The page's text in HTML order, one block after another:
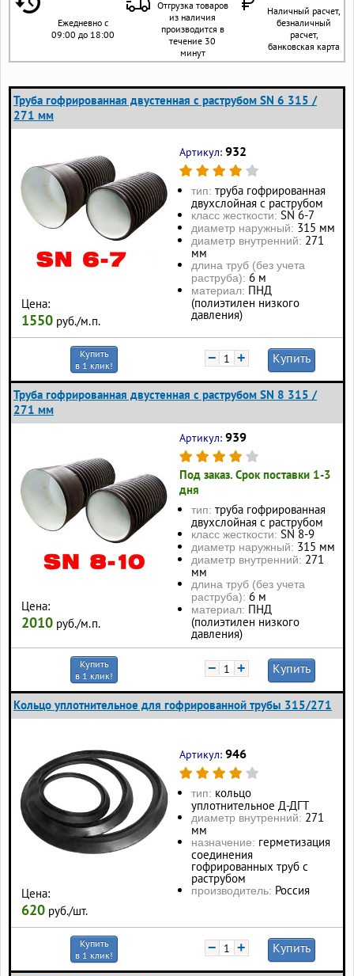
Ежедневно с
09:00 до 18:00
Отгрузка товаров
из наличия
производится в
течение 30
минут
Наличный расчет,
безналичный
расчет,
банковская карта
Труба гофрированная двустенная с раструбом SN 6 315 /
271 мм
Цена:
1550 руб./м.п.
Артикул: 932
тип: труба гофрированная
двухслойная с раструбом
класс жесткости: SN 6-7
диаметр наружный: 315 мм
диаметр внутренний: 271
мм
длина труб (без учета
раструба): 6 м
материал: ПНД
(полиэтилен низкого
давления)
Купить
в 1 клик!
− + Купить
Труба гофрированная двустенная с раструбом SN 8 315 /
271 мм
Цена:
2010 руб./м.п.
Артикул: 939
Под заказ. Срок поставки 1-3
дня
тип: труба гофрированная
двухслойная с раструбом
класс жесткости: SN 8-9
диаметр наружный: 315 мм
диаметр внутренний: 271
мм
длина труб (без учета
раструба): 6 м
материал: ПНД
(полиэтилен низкого
давления)
Купить
в 1 клик!
− + Купить
Кольцо уплотнительное для гофрированной трубы 315/271
Цена:
620 руб./шт.
Артикул: 946
тип: кольцо
уплотнительное Д-ДГТ
диаметр внутренний: 271
мм
назначение: герметизация
соединения
гофрированных труб с
раструбом
производитель: Россия
Купить
в 1 клик!
− + Купить